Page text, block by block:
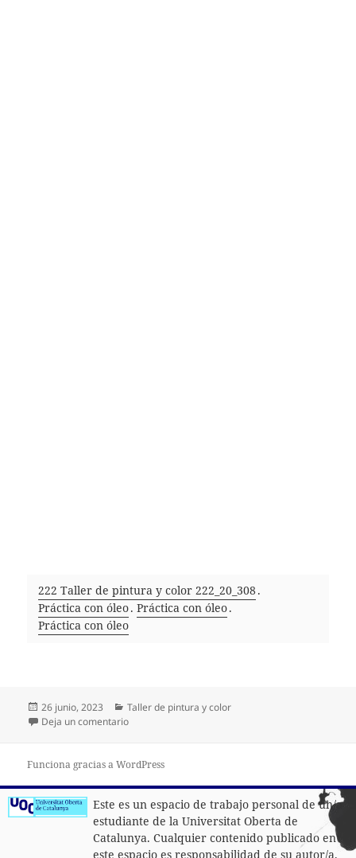
222 Taller de pintura y color 222_20_308.
Práctica con óleo. Práctica con óleo.
Práctica con óleo
Publicado
el
26 junio, 2023 Categorías
Taller de pintura y color
Deja un comentarioen PRÁCTICA DE ÓLEO
Funciona gracias a WordPress
Este es un espacio de trabajo personal de un/a
estudiante de la Universitat Oberta de
Catalunya. Cualquier contenido publicado en
este espacio es responsabilidad de su autor/a.